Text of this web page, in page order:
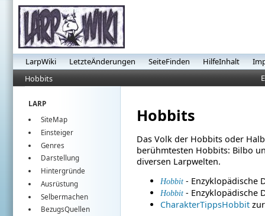
LarpWiki LetzteÄnderungen SeiteFinden HilfeInhalt
Hobbits
LARP
SiteMap
Einsteiger
Genres
Darstellung
Hintergründe
Ausrüstung
Selbermachen
BezugsQuellen
Hobbits
Das Volk der Hobbits oder
berühmtesten Hobbits: Bilbo
diversen Larpwelten.
Hobbit- Enzyklopädische
Hobbit- Enzyklopädische
CharakterTippsHobbitzur